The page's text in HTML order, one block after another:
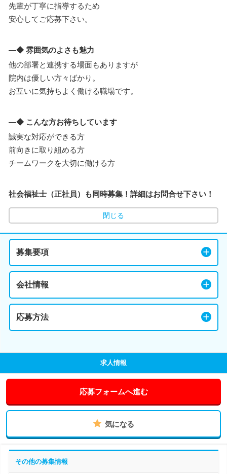
先輩が丁寧に指導するため
安心してご応募下さい。
―◆ 雰囲気のよさも魅力
他の部署と連携する場面もありますが
院内は優しい方々ばかり。
お互いに気持ちよく働ける職場です。
―◆ こんな方お待ちしています
誠実な対応ができる方
前向きに取り組める方
チームワークを大切に働ける方
社会福祉士（正社員）も同時募集！詳細はお問合せ下さい！
閉じる
募集要項
会社情報
応募方法
求人情報
応募フォームへ進む
気になる
その他の募集情報